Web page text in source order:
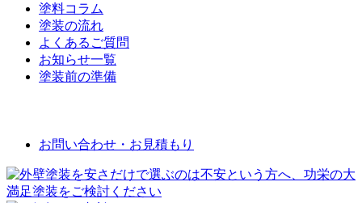
塗料コラム
塗装の流れ
よくあるご質問
お知らせ一覧
塗装前の準備
お問い合わせ・お見積もり